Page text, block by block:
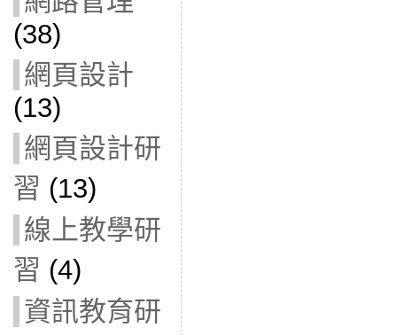
(38)
網頁設計
(13)
網頁設計研
習 (13)
線上教學研
習 (4)
資訊教育研